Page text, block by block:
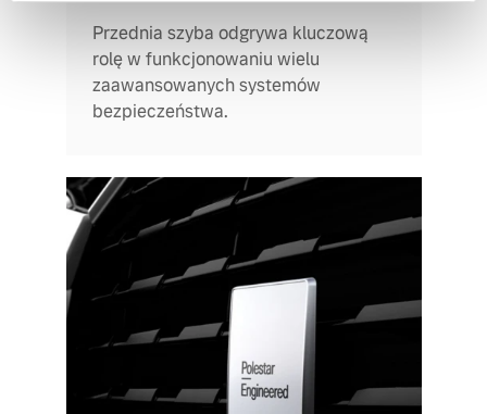
Przednia szyba odgrywa kluczową
rolę w funkcjonowaniu wielu
zaawansowanych systemów
bezpieczeństwa.